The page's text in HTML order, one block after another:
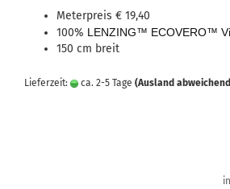
Meterpreis € 19,40
100% LENZING™ ECOVERO™
150 cm breit
Lieferzeit: ca. 2-5 Tage (Ausland